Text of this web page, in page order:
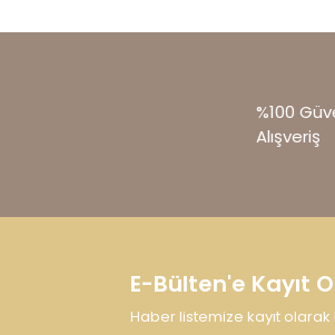
%100
Alışveriş
E-Bülten'e Kayıt
Haber listemize kayıt